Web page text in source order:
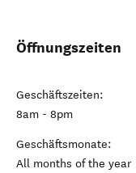
Öffnungszeiten
Geschäftszeiten:
8am - 8pm
Geschäftsmonate:
All months of the year